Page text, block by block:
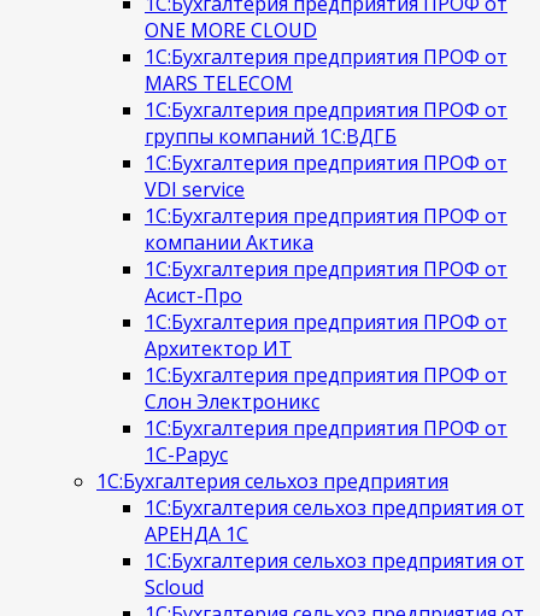
ONE MORE CLOUD
1С:Бухгалтерия предприятия ПРОФ от
MARS TELECOM
1С:Бухгалтерия предприятия ПРОФ от
группы компаний 1С:ВДГБ
1С:Бухгалтерия предприятия ПРОФ от
VDI service
1С:Бухгалтерия предприятия ПРОФ от
компании Актика
1С:Бухгалтерия предприятия ПРОФ от
Асист-Про
1С:Бухгалтерия предприятия ПРОФ от
Архитектор ИТ
1С:Бухгалтерия предприятия ПРОФ от
Слон Электроникс
1С:Бухгалтерия предприятия ПРОФ от
1С-Рарус
1С:Бухгалтерия сельхоз предприятия
1С:Бухгалтерия сельхоз предприятия от
АРЕНДА 1С
1С:Бухгалтерия сельхоз предприятия от
Scloud